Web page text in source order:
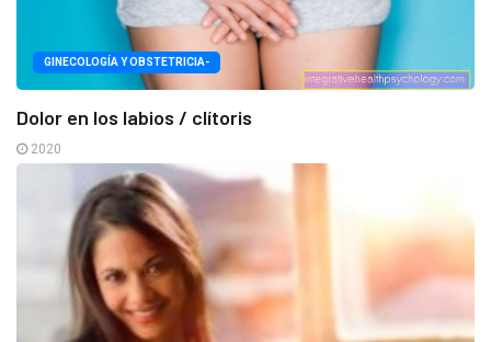
GINECOLOGÍA Y OBSTETRICIA-
Dolor en los labios / clítoris
2020